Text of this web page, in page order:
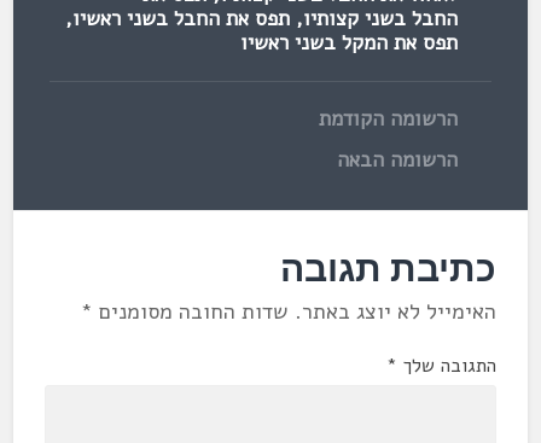
החבל בשני קצותיו,תפס את החבל בשני ראשיו,
תפס את המקל בשני ראשיו
הרשומה הקודמת
הרשומה הבאה
כתיבת תגובה
האימייל לא יוצג באתר. שדות החובה מסומנים *
התגובה שלך *